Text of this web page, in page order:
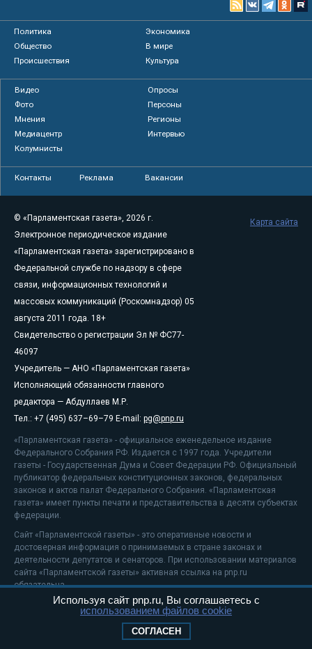
Политика
Экономика
Общество
В мире
Происшествия
Культура
Видео
Опросы
Фото
Персоны
Мнения
Регионы
Медиацентр
Интервью
Колумнисты
Контакты Реклама Вакансии
© «Парламентская газета», 2026 г.
Электронное периодическое издание
«Парламентская газета» зарегистрировано в
Федеральной службе по надзору в сфере
связи, информационных технологий и
массовых коммуникаций (Роскомнадзор) 05
августа 2011 года. 18+
Свидетельство о регистрации Эл № ФС77-
46097
Учредитель — АНО «Парламентская газета»
Исполняющий обязанности главного
редактора — Абдуллаев М.Р.
Тел.: +7 (495) 637–69–79 E-mail: pg@pnp.ru
«Парламентская газета» - официальное еженедельное издание
Федерального Собрания РФ. Издается с 1997 года. Учредители
газеты - Государственная Дума и Совет Федерации РФ. Официальный
публикатор федеральных конституционных законов, федеральных
законов и актов палат Федерального Собрания. «Парламентская
газета» имеет пункты печати и представительства в десяти субъектах
федерации.
Сайт «Парламентской газеты» - это оперативные новости и
достоверная информация о принимаемых в стране законах и
деятельности депутатов и сенаторов. При использовании материалов
сайта «Парламентской газеты» активная ссылка на pnp.ru
обязательна.
На информационном ресурсе применяютсярекомендательные
Положение о защите персональных данных
Карта сайта
Используя сайт pnp.ru, Вы соглашаетесь с
использованием файлов cookie
СОГЛАСЕН